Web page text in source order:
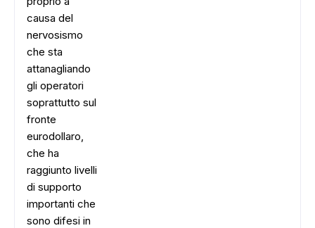
causa del
nervosismo
che sta
attanagliando
gli operatori
soprattutto sul
fronte
eurodollaro,
che ha
raggiunto livelli
di supporto
importanti che
sono difesi in